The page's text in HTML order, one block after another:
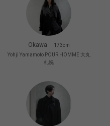
Okawa
173cm
Yohji Yamamoto POUR HOMME 大丸
札幌